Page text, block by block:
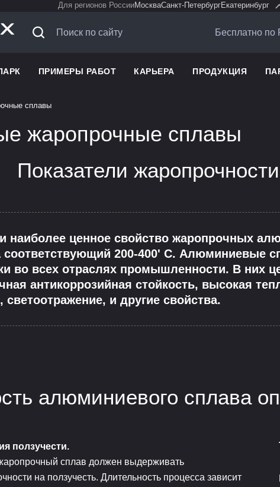
Для регионов РоссииМоскваСанкт-ПетербургЕкатеринбург
Бесплатно по
ПРИМЕРЫ РАБОТ КАРЬЕРА ПРОДУКЦИЯ
сплавы
жаропрочные сплавы
Показатели
наиболее ценное свойство жаропрочных
соответствующий 200-400' С. Алюминиевые
во всех отраслях промышленности. В них
антикоррозийная стойкость, высокая
светоотражение, и другие свойства.
алюминиевого сплава
ползучести.
сплав должен выдерживать
на ползучесть. Длительность процесса зависит